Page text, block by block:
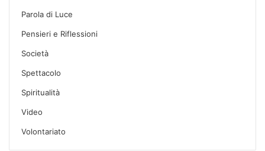
Parola di Luce
Pensieri e Riflessioni
Società
Spettacolo
Spiritualità
Video
Volontariato